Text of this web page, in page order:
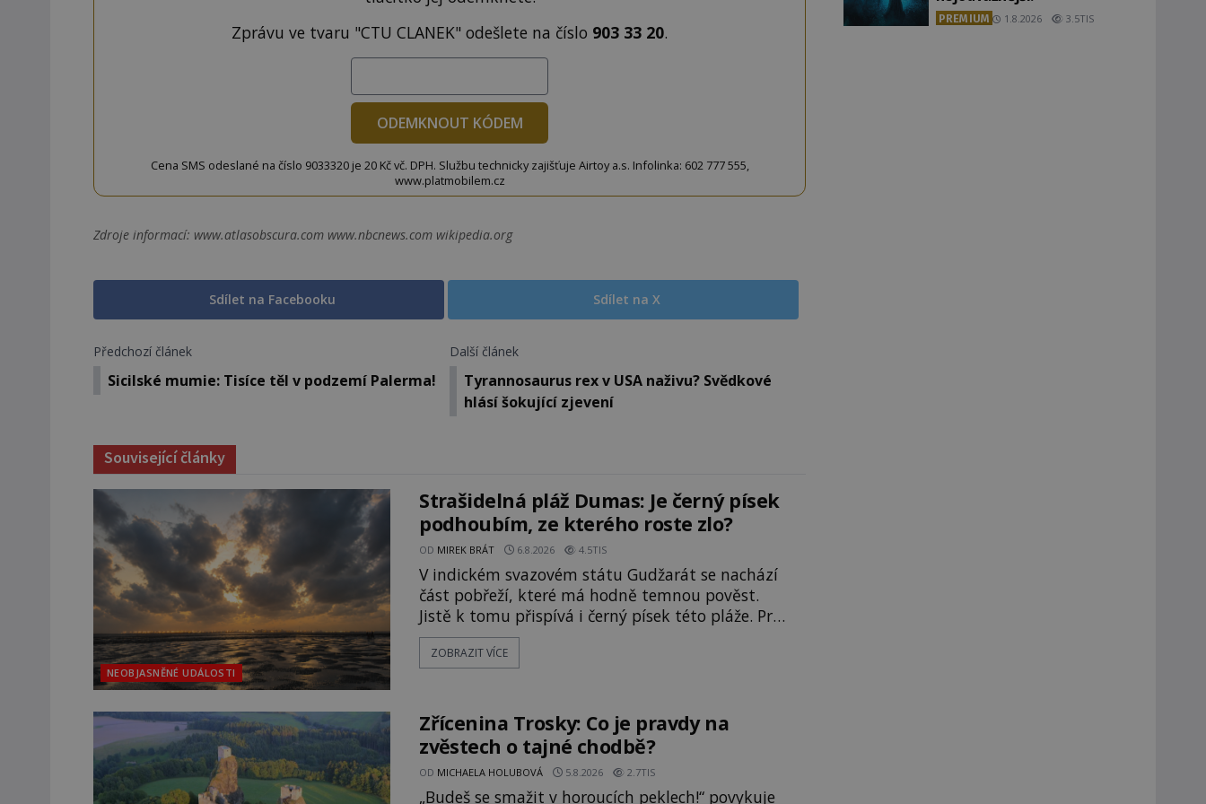
Zprávu ve tvaru "CTU CLANEK" odešlete na číslo 903 33 20.
ODEMKNOUT KÓDEM
Cena SMS odeslané na číslo 9033320 je 20 Kč vč. DPH. Službu technicky zajišťuje Airtoy a.s. Infolinka: 602 777 555,
www.platmobilem.cz
Zdroje informací: www.atlasobscura.com www.nbcnews.com wikipedia.org
Sdílet na Facebooku Sdílet na X
Předchozí článek
Sicilské mumie: Tisíce těl v podzemí Palerma!
Další článek
Tyrannosaurus rex v USA naživu? Svědkové
hlásí šokující zjevení
Související články
NEOBJASNĚNÉ UDÁLOSTI
Strašidelná pláž Dumas: Je černý písek
podhoubím, ze kterého roste zlo?
OD MIREK BRÁT 6.8.2026 4.5TIS
V indickém svazovém státu Gudžarát se nachází
část pobřeží, které má hodně temnou pověst.
Jistě k tomu přispívá i černý písek této pláže. Proč
má pláž takové netypické zbarvení? Nakolik jsou
pravdivé historky, že zde došlo k
pláž Dumas ve městě Surat. Gu
ZOBRAZIT VÍCE
Zřícenina Trosky: Co je pravdy na
zvěstech o tajné chodbě?
OD MICHAELA HOLUBOVÁ 5.8.2026 2.7TIS
„Budeš se smažit v horoucích peklech!“ povykuje
PREMIUM 1.8.2026 3.5TIS